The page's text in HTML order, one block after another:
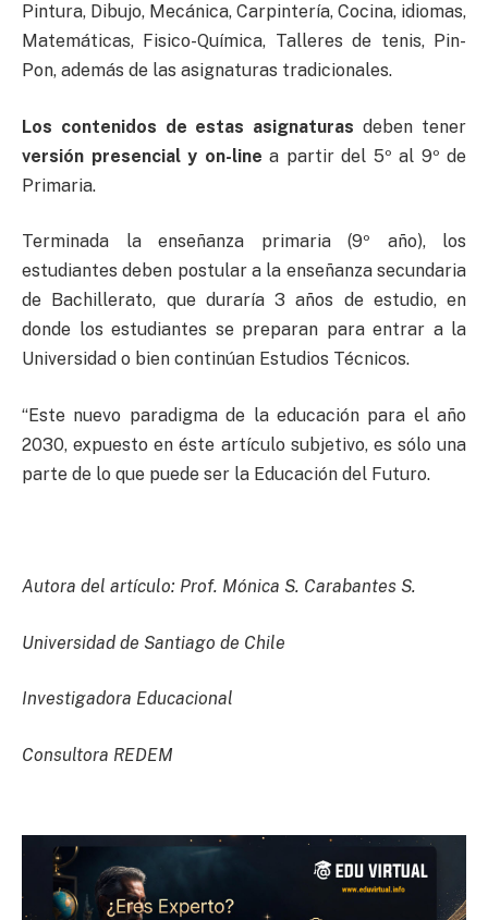
Pintura, Dibujo, Mecánica, Carpintería, Cocina, idiomas,
Matemáticas, Fisico-Química, Talleres de tenis, Pin-
Pon, además de las asignaturas tradicionales.
Los contenidos de estas asignaturas deben tener
versión presencial y on-line a partir del 5º al 9º de
Primaria.
Terminada la enseñanza primaria (9º año), los
estudiantes deben postular a la enseñanza secundaria
de Bachillerato, que duraría 3 años de estudio, en
donde los estudiantes se preparan para entrar a la
Universidad o bien continúan Estudios Técnicos.
“Este nuevo paradigma de la educación para el año
2030, expuesto en éste artículo subjetivo, es sólo una
parte de lo que puede ser la Educación del Futuro.
Autora del artículo: Prof. Mónica S. Carabantes S.
Universidad de Santiago de Chile
Investigadora Educacional
Consultora REDEM